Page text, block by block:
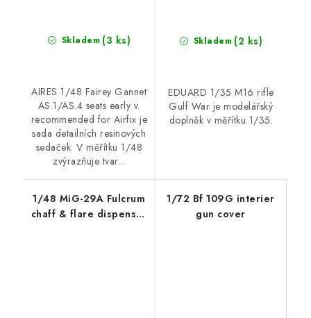
Skladem (3 ks)
AIRES 1/48 Fairey Gannet
AS.1/AS.4 seats early v.
recommended for Airfix je
sada detailních resinových
sedaček. V měřítku 1/48
zvýrazňuje tvar...
Skladem (2 ks)
EDUARD 1/35 M16 rifle
Gulf War je modelářský
doplněk v měřítku 1/35.
1/48 MiG-29A Fulcrum
chaff & flare dispenser
1/72 Bf 109G interier
gun cover